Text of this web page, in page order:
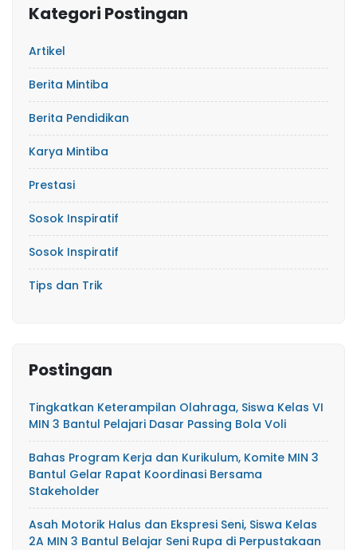
Kategori Postingan
Artikel
Berita Mintiba
Berita Pendidikan
Karya Mintiba
Prestasi
Sosok Inspiratif
Sosok Inspiratif
Tips dan Trik
Postingan
Tingkatkan Keterampilan Olahraga, Siswa Kelas VI
MIN 3 Bantul Pelajari Dasar Passing Bola Voli
Bahas Program Kerja dan Kurikulum, Komite MIN 3
Bantul Gelar Rapat Koordinasi Bersama
Stakeholder
Asah Motorik Halus dan Ekspresi Seni, Siswa Kelas
2A MIN 3 Bantul Belajar Seni Rupa di Perpustakaan